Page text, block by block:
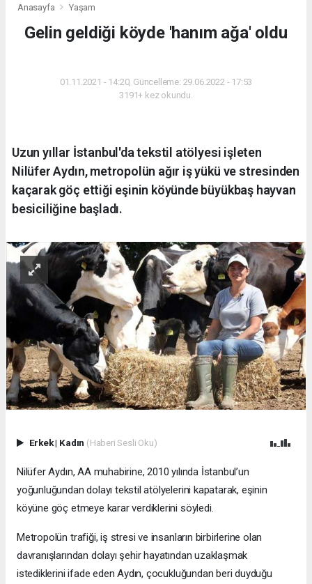
Anasayfa Yaşam
Gelin geldiği köyde 'hanım ağa' oldu
01.11.2021 - 14:20, Güncelleme: 29.06.2022 - 17:53
3191+ kez okundu.
Uzun yıllar İstanbul'da tekstil atölyesi işleten
Nilüfer Aydın, metropolün ağır iş yükü ve stresinden
kaçarak göç ettiği eşinin köyünde büyükbaş hayvan
besiciliğine başladı.
Erkek| Kadın (Haberi Sesli Oku)
Nilüfer Aydın, AA muhabirine, 2010 yılında İstanbul’un
yoğunluğundan dolayı tekstil atölyelerini kapatarak, eşinin
köyüne göç etmeye karar verdiklerini söyledi.
Metropolün trafiği, iş stresi ve insanların birbirlerine olan
davranışlarından dolayı şehir hayatından uzaklaşmak
istediklerini ifade eden Aydın, çocukluğundan beri duyduğu